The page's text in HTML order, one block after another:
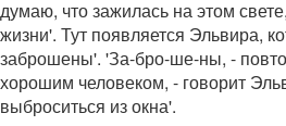
думаю, что зажилась на этом
жизни'. Тут появляется Эльвира,
заброшены'. 'За-бро-ше-ны, -
хорошим человеком, - говорит
выброситься из окна'.